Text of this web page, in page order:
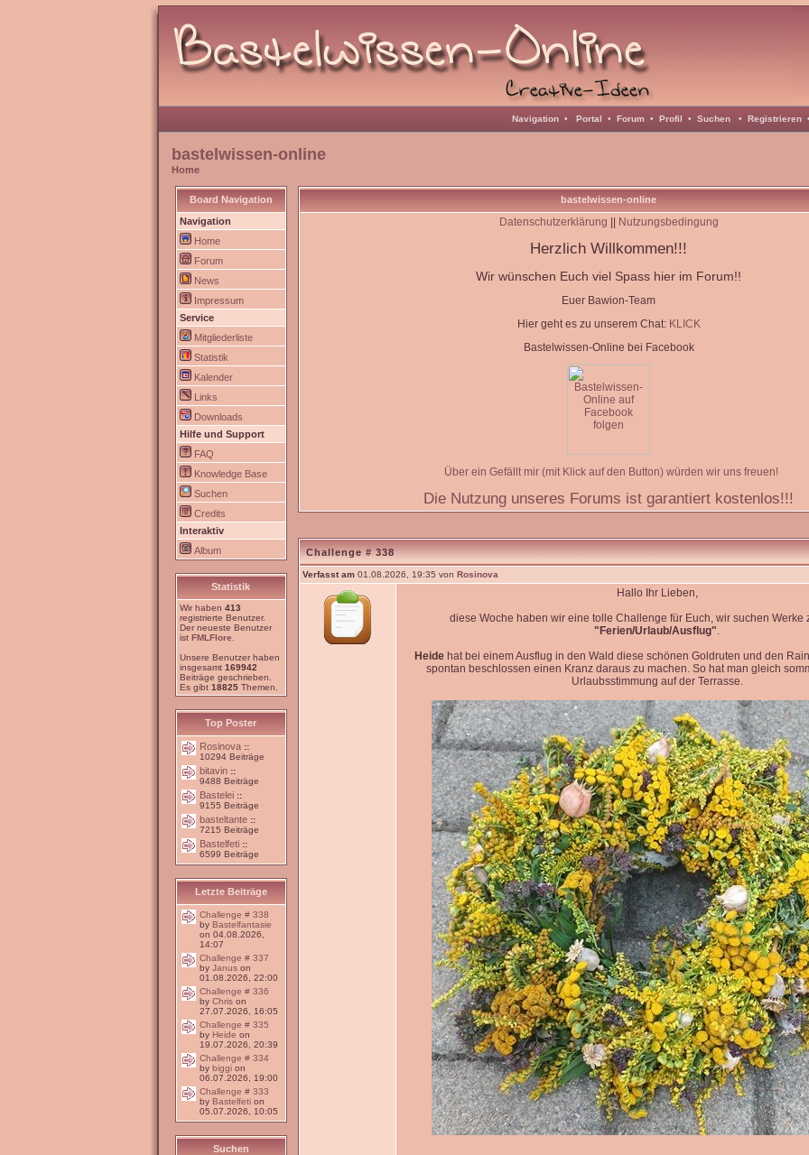
Navigation• Portal • Forum• Profil • Suchen• Registrieren
bastelwissen-online
Home
Board Navigation
Navigation
Home
Forum
News
Impressum
Service
Mitgliederliste
Statistik
Kalender
Links
Downloads
Hilfe und Support
FAQ
Knowledge Base
Suchen
Credits
Interaktiv
Album
Statistik
Wir haben 413
registrierte Benutzer.
Der neueste Benutzer
ist FMLFlore
Unsere Benutzer haben
insgesamt 169942
Beiträge geschrieben.
Es gibt 18825Themen.
Top Poster
Rosinova ::
10294 Beiträge
bitavin ::
9488 Beiträge
Bastelei ::
9155 Beiträge
basteltante ::
7215 Beiträge
Bastelfeti ::
6599 Beiträge
Letzte Beiträge
Challenge # 338
by Bastelfantasie
on 04.08.2026,
14:07
Challenge # 337
by Januson
01.08.2026, 22:00
Challenge # 336
by Chrison
27.07.2026, 16:05
Challenge # 335
by Heide on
19.07.2026, 20:39
Challenge # 334
by biggion
06.07.2026, 19:00
Challenge # 333
by Bastelfetion
05.07.2026, 10:05
Suchen
bastelwissen-online
Datenschutzerklärung Nutzungsbedingung
Herzlich Willkommen!!!
Wir wünschen Euch viel Spass hier im Forum!!
Euer Bawion-Team
Hier geht es zu unserem Chat: KLICK
Bastelwissen-Online bei Facebook
Über ein Gefällt mir (mit Klick auf den Button) würden wir uns freuen!
Die Nutzung unseres Forums ist garantiert kostenlos!!!
Challenge # 338
Verfasst am01.08.2026, 19:35 von Rosinova
Hallo Ihr Lieben,
diese Woche haben wir eine tolle Challenge für Euch, wir suchen Werke
"Ferien/Urlaub/Ausflug".
Heide hat bei einem Ausflug in den Wald diese schönen Goldruten und den
spontan beschlossen einen Kranz daraus zu machen. So hat man gleich
Urlaubsstimmung auf der Terrasse.